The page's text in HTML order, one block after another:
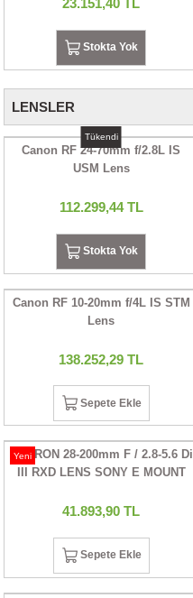
23.151,40 TL
Stokta Yok
LENSLER
Tükendi
Canon RF 24-70mm f/2.8L IS
USM Lens
112.299,44 TL
Stokta Yok
Canon RF 10-20mm f/4L IS STM
Lens
138.252,29 TL
Sepete Ekle
Yeni
TAMRON 28-200mm F / 2.8-5.6 Di
III RXD LENS SONY E MOUNT
41.893,90 TL
Sepete Ekle